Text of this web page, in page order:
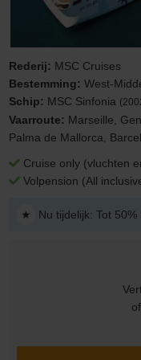
Rederij: MSC Cruises
Bestemming:West-
Schip: MSC Sinfonia
Vaarroute: Marseille,
Palma de Mallorca,
Cruise only (vluchten
Volpension (All
★ Nu tijdelijk: Tot 50%